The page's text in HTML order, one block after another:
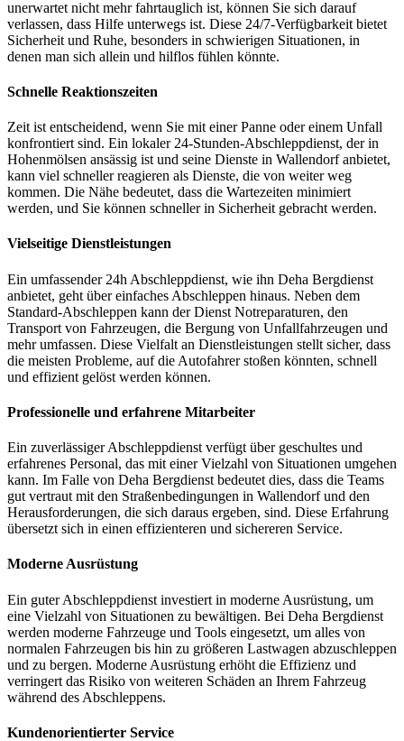
unerwartet nicht mehr fahrtauglich ist, können Sie sich darauf
verlassen, dass Hilfe unterwegs ist. Diese 24/7-Verfügbarkeit bietet
Sicherheit und Ruhe, besonders in schwierigen Situationen, in
denen man sich allein und hilflos fühlen könnte.
Schnelle Reaktionszeiten
Zeit ist entscheidend, wenn Sie mit einer Panne oder einem Unfall
konfrontiert sind. Ein lokaler 24-Stunden-Abschleppdienst, der in
Hohenmölsen ansässig ist und seine Dienste in Wallendorf anbietet,
kann viel schneller reagieren als Dienste, die von weiter weg
kommen. Die Nähe bedeutet, dass die Wartezeiten minimiert
werden, und Sie können schneller in Sicherheit gebracht werden.
Vielseitige Dienstleistungen
Ein umfassender 24h Abschleppdienst, wie ihn Deha Bergdienst
anbietet, geht über einfaches Abschleppen hinaus. Neben dem
Standard-Abschleppen kann der Dienst Notreparaturen, den
Transport von Fahrzeugen, die Bergung von Unfallfahrzeugen und
mehr umfassen. Diese Vielfalt an Dienstleistungen stellt sicher, dass
die meisten Probleme, auf die Autofahrer stoßen könnten, schnell
und effizient gelöst werden können.
Professionelle und erfahrene Mitarbeiter
Ein zuverlässiger Abschleppdienst verfügt über geschultes und
erfahrenes Personal, das mit einer Vielzahl von Situationen umgehen
kann. Im Falle von Deha Bergdienst bedeutet dies, dass die Teams
gut vertraut mit den Straßenbedingungen in Wallendorf und den
Herausforderungen, die sich daraus ergeben, sind. Diese Erfahrung
übersetzt sich in einen effizienteren und sichereren Service.
Moderne Ausrüstung
Ein guter Abschleppdienst investiert in moderne Ausrüstung, um
eine Vielzahl von Situationen zu bewältigen. Bei Deha Bergdienst
werden moderne Fahrzeuge und Tools eingesetzt, um alles von
normalen Fahrzeugen bis hin zu größeren Lastwagen abzuschleppen
und zu bergen. Moderne Ausrüstung erhöht die Effizienz und
verringert das Risiko von weiteren Schäden an Ihrem Fahrzeug
während des Abschleppens.
Kundenorientierter Service